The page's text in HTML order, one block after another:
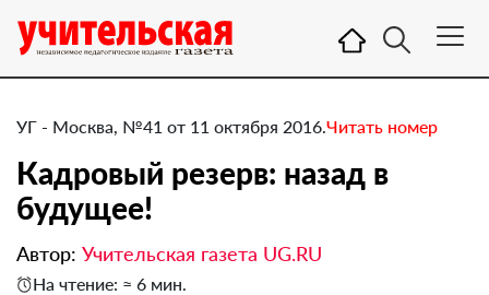
УГ - Москва, №41 от 11 октября 2016.Читать номер
Кадровый резерв: назад в
будущее!
Автор: Учительская газета UG.RU
На чтение: ≈ 6 мин.